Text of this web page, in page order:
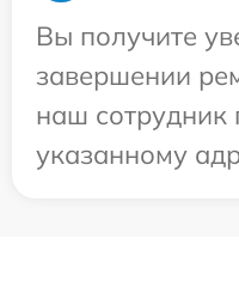
Вы получите
завершении
наш сотрудник
указанному